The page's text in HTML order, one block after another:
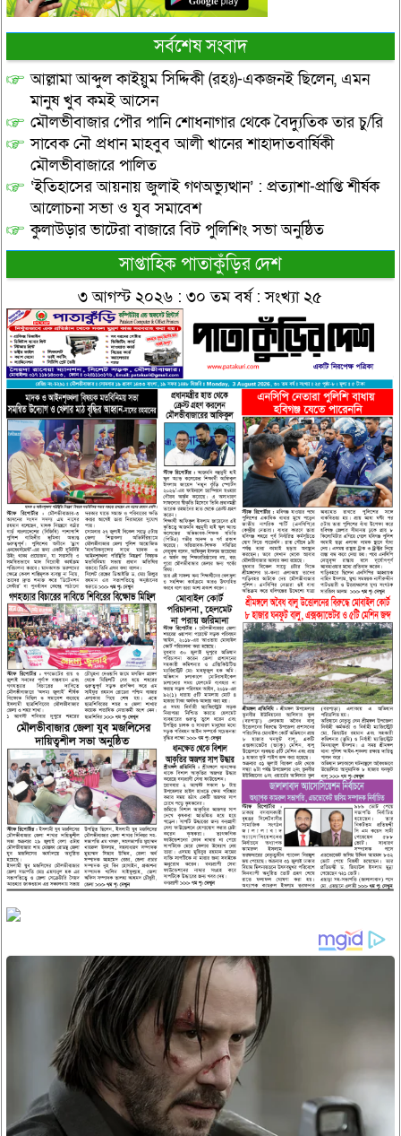
সর্বশেষ সংবাদ
আল্লামা আব্দুল কাইয়ুম সিদ্দিকী (রহঃ)-একজনই ছিলেন, এমন
মানুষ খুব কমই আসেন
মৌলভীবাজার পৌর পানি শোধনাগার থেকে বৈদ্যুতিক তার চু/রি
সাবেক নৌ প্রধান মাহবুব আলী খানের শাহাদাতবার্ষিকী
মৌলভীবাজারে পালিত
‘ইতিহাসের আয়নায় জুলাই গণঅভ্যুত্থান’ : প্রত্যাশা-প্রাপ্তি শীর্ষক
আলোচনা সভা ও যুব সমাবেশ
কুলাউড়ার ভাটেরা বাজারে বিট পুলিশিং সভা অনুষ্ঠিত
সাপ্তাহিক পাতাকুঁড়ির দেশ
৩ আগস্ট ২০২৬ : ৩০ তম বর্ষ : সংখ্যা ২৫